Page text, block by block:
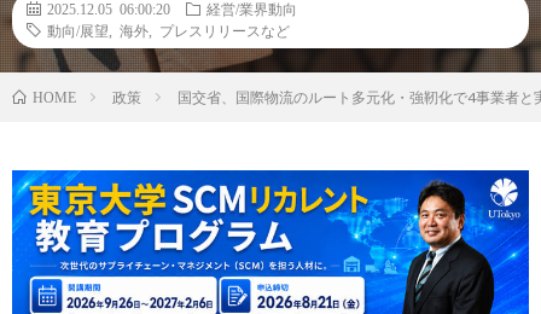
2025.12.05 06:00:20
経営/業界動向
動向/展望
海外 プレスリリースなど
HOME 政策 国交省、国際物流のルート多元化・強靭化で4事業者と